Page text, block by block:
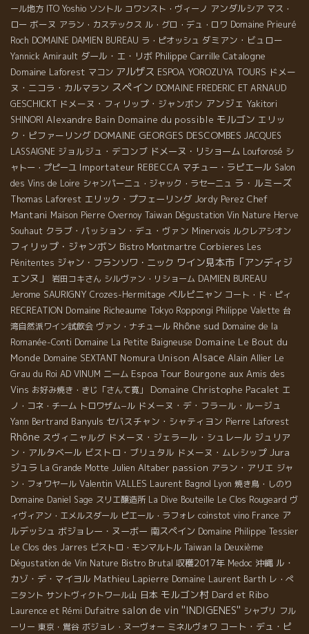
ール地方 ITO Yoshio ソントル コワンスト・ヴィーノ アンダルシア マス・
ロー ボーヌ アラン・カステックス ル・グロ・デュ・ロワ Domaine Prieuré
Roch DOMAINE DAMIEN BUREAU ラ・ピオッシュ ダミアン・ビュロー
Yannick Amirault ダール・エ・リボ Philippe Carrille Catalogne
Domaine Laforest マコン アルザス ESPOA YOROZUYA TOURS ドメー
ヌ・ニコラ・カルマラン スペイン DOMAINE FREDERIC ET ARNAUD
GESCHICKT ドメーヌ・フィリップ・ジャンボン アンジェ Yakitori
SHINORI Alexandre Bain Domaine du possible モルゴン エリッ
ク・ピファーリング DOMAINE GEORGES DESCOMBES JACQUES
LASSAIGNE ジョルジュ・デコンブ ドメーヌ・リショーム Louforosé シ
ャトー・プピーユ Importateur REBECCA マチュー・ラピエール Salon
des Vins de Loire シャンパーニュ・ジャック・ラセーニュ ラ・ルミーズ
Thomas Laforest エリック・プフェーリング Jordy Perez Chef
Mantani Maison Pierre Overnoy Taiwan Dégustation Vin Nature Herve
Souhaut クラブ・パッション・デュ・ヴァン Minervois ルクレアシオン
フィリップ・ジャンボン Bistro Montmartre Corbieres Les
Pénitentes ジャン・フランソワ・ニック ワイン見本市「アンディジ
ェンヌ」
岩田コキさん シルヴァン・リショーム DAMIEN BUREAU
Jerome SAURIGNY Crozes-Hermitage ペルピニャン コート・ド・ピィ
RECREATION Domaine Richeaume Tokyo Roppongi Philippe Valette 台
湾自然派ワイン試飲会 ヴァン・ナチュール Rhône sud Domaine de la
Romanée-Conti Domaine La Petite Baigneuse Domaine Le Bout du
Monde Domaine SEXTANT Nomura Unison Alsace Alain Allier Le
Grau du Roi AD VINUM ニーム Espoa Tour Bourgone aux Amis des
Vins お好み焼き・きじ「さんて寛」 Domaine Christophe Pacalet エ
ノ・コネ・チーム トロワザム−ル ドメーヌ・デ・フラール・ルージュ
Yann Bertrand Banyuls セバスチャン・シャティヨン Pierre Laforest
Rhône スヴィニャルグ ドメーヌ・ジェラール・シュレール ジュリア
ン・アルタベール ビストロ・ブリュタル ドメーヌ・ムレシップ Jura
ジュラ La Grande Motte Julien Altaber passion アラン・アリエ ジャ
ン・フォワヤール Valentin VALLES Laurent Bagnol Lyon 焼き鳥・しのり
Domaine Daniel Sage スリエ醸造所 La Dive Bouteille Le Clos Rougeard ヴ
ィヴィアン・エメルスダール ピエール・ラフォレ coinstot vino France ア
ルデッシュ ボジョレー・ヌーボー 南スペイン Domaine Philippe Tessier
Le Clos des Jarres ビストロ・モンマルトル Taiwan la Deuxième
Dégustation de Vin Nature Bistro Brutal 収穫2017年 Medoc 沖縄 ル・
カゾ・デ・マイヨル Mathieu Lapierre Domaine Laurent Barth レ・ぺ
ニタント サントヴィクトワール山 日本 モルゴン村 Dard et Ribo
Laurence et Rémi Dufaitre salon de vin ''INDIGENES'' シャブリ フル
ーリー 東京・鴬谷 ボジョレ・ヌーヴォー ミネルヴォワ コート・デュ・ピ